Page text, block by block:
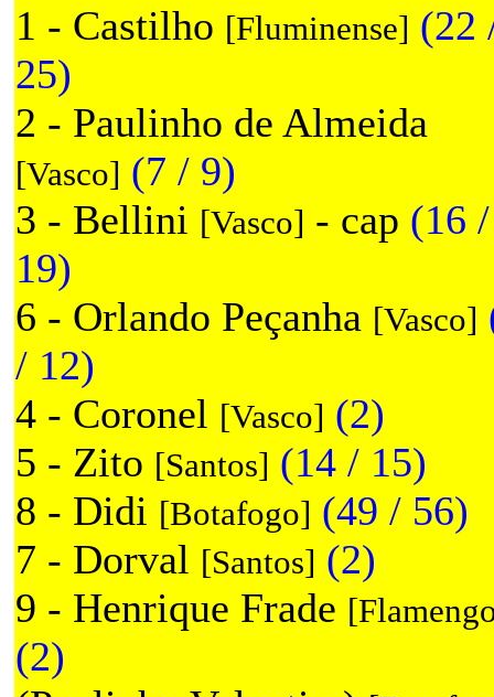
1 - Castilho [Fluminense] (22
25)
2 - Paulinho de Almeida
[Vasco] (7 / 9)
3 - Bellini [Vasco] - cap (16 /
19)
6 - Orlando Peçanha [Vasco]
/ 12)
4 - Coronel [Vasco] (2)
5 - Zito [Santos] (14 / 15)
8 - Didi [Botafogo] (49 / 56)
7 - Dorval [Santos] (2)
9 - Henrique Frade
(2)